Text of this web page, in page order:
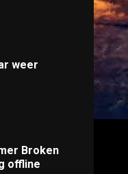
weer
Broken
offline